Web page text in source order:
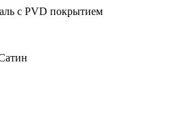
с PVD покрытием